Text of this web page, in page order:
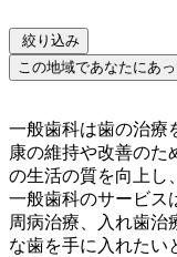
絞り込み
この地域であなたにあ
一般歯科は歯の治療
康の維持や改善のた
の生活の質を向上し
一般歯科のサービス
周病治療、入れ歯治
な歯を手に入れたい